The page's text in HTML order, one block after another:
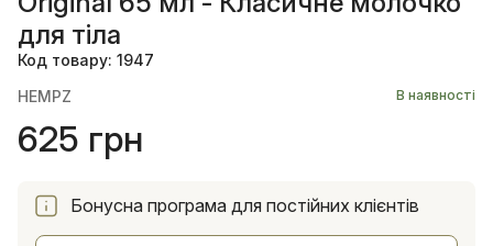
для тіла
Код товару: 1947
HEMPZ
В наявності
625 грн
Бонусна програма для постійних клієнтів